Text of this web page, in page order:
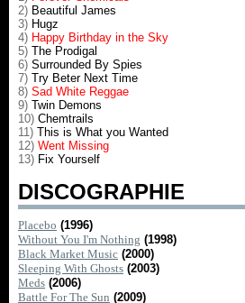
2) Beautiful James
3) Hugz
4) Happy Birthday in the Sky
5) The Prodigal
6) Surrounded By Spies
7) Try Beter Next Time
8) Sad White Reggae
9) Twin Demons
10) Chemtrails
11) This is What you Wanted
12) Went Missing
13) Fix Yourself
DISCOGRAPHIE
Placebo (1996)
Without You I'm Nothing (1998)
Black Market Music (2000)
Sleeping With Ghosts (2003)
Meds (2006)
Battle For The Sun (2009)